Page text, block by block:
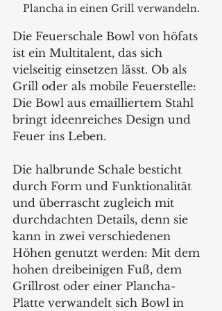
Plancha in einen Grill verwandeln.
Die Feuerschale Bowl von höfats
ist ein Multitalent, das sich
vielseitig einsetzen lässt. Ob als
Grill oder als mobile Feuerstelle:
Die Bowl aus emailliertem Stahl
bringt ideenreiches Design und
Feuer ins Leben.
Die halbrunde Schale besticht
durch Form und Funktionalität
und überrascht zugleich mit
durchdachten Details, denn sie
kann in zwei verschiedenen
Höhen genutzt werden: Mit dem
hohen dreibeinigen Fuß, dem
Grillrost oder einer Plancha-
Platte verwandelt sich Bowl in